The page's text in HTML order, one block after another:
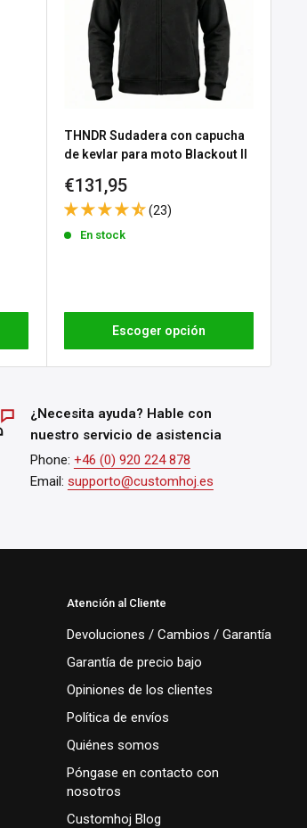
THNDR Sudadera con capucha
de kevlar para moto Blackout II
Precio
de
venta
€131,95
(23)
En stock
Escoger opción
¿Necesita ayuda? Hable con
nuestro servicio de asistencia
Phone: +46 (0) 920 224 878
Email: supporto@customhoj.es
Atención al Cliente
Devoluciones / Cambios / Garantía
Garantía de precio bajo
Opiniones de los clientes
Política de envíos
Quiénes somos
Póngase en contacto con
nosotros
Customhoj Blog